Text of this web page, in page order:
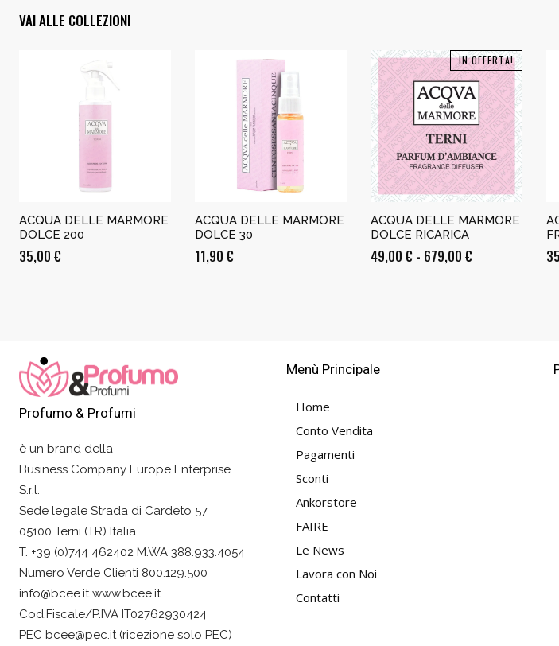
VAI ALLE COLLEZIONI
ACQUA DELLE MARMORE
DOLCE 200
35,00 €
ACQUA DELLE MARMORE
DOLCE 30
11,90 €
IN OFFERTA!
ACQUA DELLE MARMORE
DOLCE RICARICA
49,00 € - 679,00 €Fascia
Profumo & Profumi
è un brand della
Business Company Europe Enterprise
S.r.l.
Sede legale Strada di Cardeto 57
05100 Terni (TR) Italia
T. +39 (0)744 462402 M.WA 388.933.4054
Numero Verde Clienti 800.129.500
info@bcee.it www.bcee.it
Cod.Fiscale/P.IVA IT02762930424
PEC bcee@pec.it (ricezione solo PEC)
Menù Principale
Home
Conto Vendita
Pagamenti
Sconti
Ankorstore
FAIRE
Le News
Lavora con Noi
Contatti